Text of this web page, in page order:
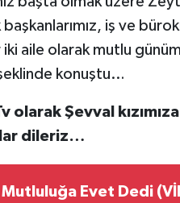
iş ve
aile olarak mutlu
konuştu…
olarak Şevval
dileriz…
Evet Dedi